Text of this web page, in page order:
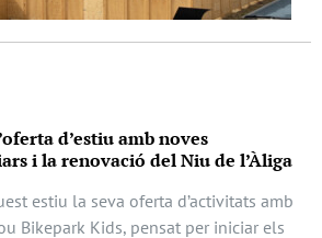
d’estiu amb noves
i la renovació del Niu de l’Àliga
estiu la seva oferta d’activitats amb
Bikepark Kids, pensat per iniciar els